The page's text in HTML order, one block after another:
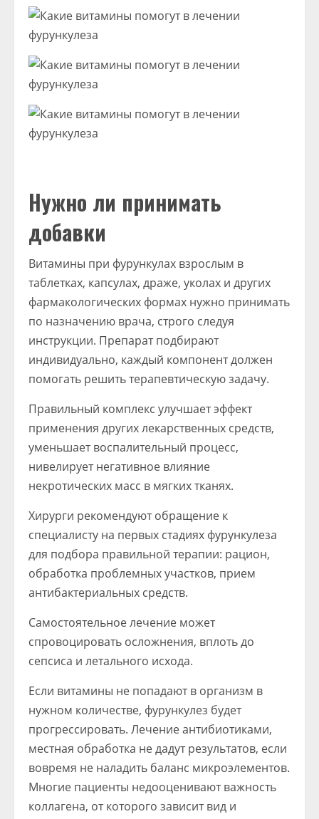
Нужно ли принимать
добавки
Витамины при фурункулах взрослым в
таблетках, капсулах, драже, уколах и других
фармакологических формах нужно принимать
по назначению врача, строго следуя
инструкции. Препарат подбирают
индивидуально, каждый компонент должен
помогать решить терапевтическую задачу.
Правильный комплекс улучшает эффект
применения других лекарственных средств,
уменьшает воспалительный процесс,
нивелирует негативное влияние
некротических масс в мягких тканях.
Хирурги рекомендуют обращение к
специалисту на первых стадиях фурункулеза
для подбора правильной терапии: рацион,
обработка проблемных участков, прием
антибактериальных средств.
Самостоятельное лечение может
спровоцировать осложнения, вплоть до
сепсиса и летального исхода.
Если витамины не попадают в организм в
нужном количестве, фурункулез будет
прогрессировать. Лечение антибиотиками,
местная обработка не дадут результатов, если
вовремя не наладить баланс микроэлементов.
Многие пациенты недооценивают важность
коллагена, от которого зависит вид и